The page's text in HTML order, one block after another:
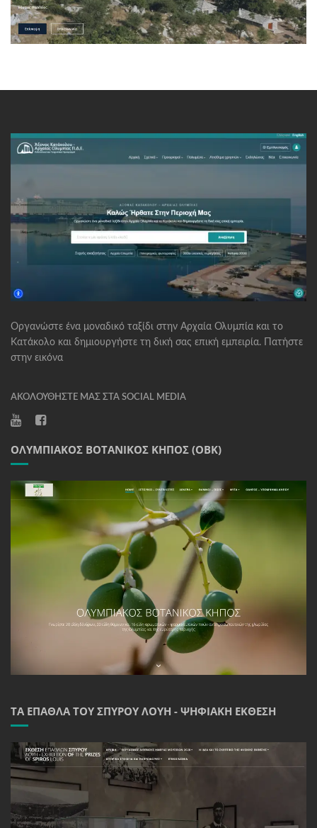
Οργανώστε ένα μοναδικό ταξίδι στην Αρχαία Ολυμπία και το
Κατάκολο και δημιουργήστε τη δική σας επική εμπειρία. Πατήστε
στην εικόνα
ΑΚΟΛΟΥΘΉΣΤΕ ΜΑΣ ΣΤΑ SOCIAL MEDIA
ΟΛΥΜΠΙΑΚΌΣ ΒΟΤΑΝΙΚΌΣ ΚΉΠΟΣ (ΟΒΚ)
ΤΑ ΈΠΑΘΛΑ ΤΟΥ ΣΠΎΡΟΥ ΛΟΎΗ - ΨΗΦΙΑΚΉ ΈΚΘΕΣΗ